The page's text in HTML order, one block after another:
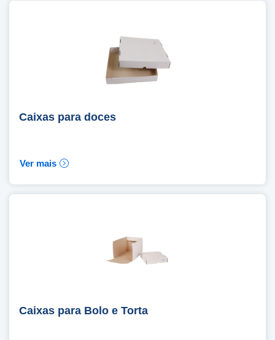
Caixas para doces
Ver mais
Caixas para Bolo e Torta